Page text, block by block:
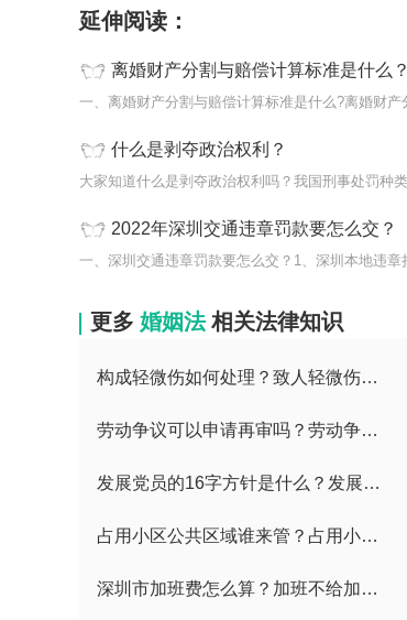
延伸阅读：
离婚财产分割与赔偿计算标准是什么？
什么是剥夺政治权利？
2022年深圳交通违章罚款要怎么交？
更多 婚姻法 相关法律知识
构成轻微伤如何处理？致人轻微伤对方不出院讹人怎么办？
劳动争议可以申请再审吗？劳动争议二审后还可以上诉吗？
发展党员的16字方针是什么？发展党员程序有哪些？ 全球消息
占用小区公共区域谁来管？占用小区公共区域违法吗？
深圳市加班费怎么算？加班不给加班费应该怎么办？